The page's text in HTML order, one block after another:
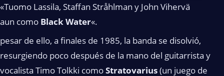
«Tuomo Lassila, Staffan Stråhlman y John Vihervä
aun como Black Water«.
pesar de ello, a finales de 1985, la banda se disolvió,
resurgiendo poco después de la mano del guitarrista y
vocalista Timo Tolkki comoStratovarius(un juego de